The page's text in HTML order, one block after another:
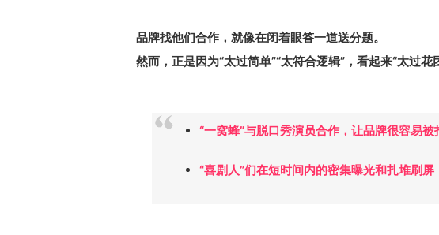
品牌找他们合作，就像在闭着眼答一道送分题。
然而，正是因为“太过简单”“太符合逻辑”，看起来“太过
“一窝蜂”与脱口秀演员合作，让品牌很容易被
“喜剧人”们在短时间内的密集曝光和扎堆刷屏